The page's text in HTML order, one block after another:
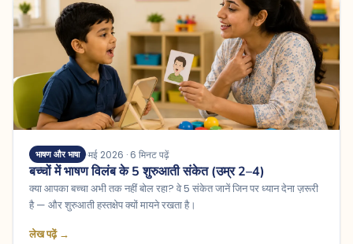
भाषण और भाषा मई 2026 · 6 मिनट पढ़ें
बच्चों में भाषण विलंब के 5 शुरुआती संकेत (उम्र 2–4)
क्या आपका बच्चा अभी तक नहीं बोल रहा? वे 5 संकेत जानें जिन पर ध्यान देना ज़रूरी
है — और शुरुआती हस्तक्षेप क्यों मायने रखता है।
लेख पढ़ें →